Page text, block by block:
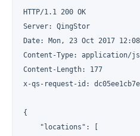
HTTP/1.1 200 OK
Server: QingStor
Date: Mon, 23 Oct 2017
Content-Type: application/
Content-Length: 177
x-qs-request-id:
{
    "locations": [